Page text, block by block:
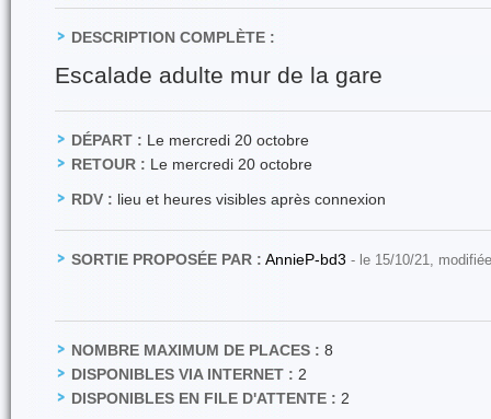
DESCRIPTION COMPLÈTE :
Escalade adulte mur de la gare
DÉPART : Le mercredi 20 octobre
RETOUR : Le mercredi 20 octobre
RDV : lieu et heures visibles après connexion
SORTIE PROPOSÉE PAR : AnnieP-bd3 - le 15/10/21,
NOMBRE MAXIMUM DE PLACES : 8
DISPONIBLES VIA INTERNET : 2
DISPONIBLES EN FILE D'ATTENTE : 2